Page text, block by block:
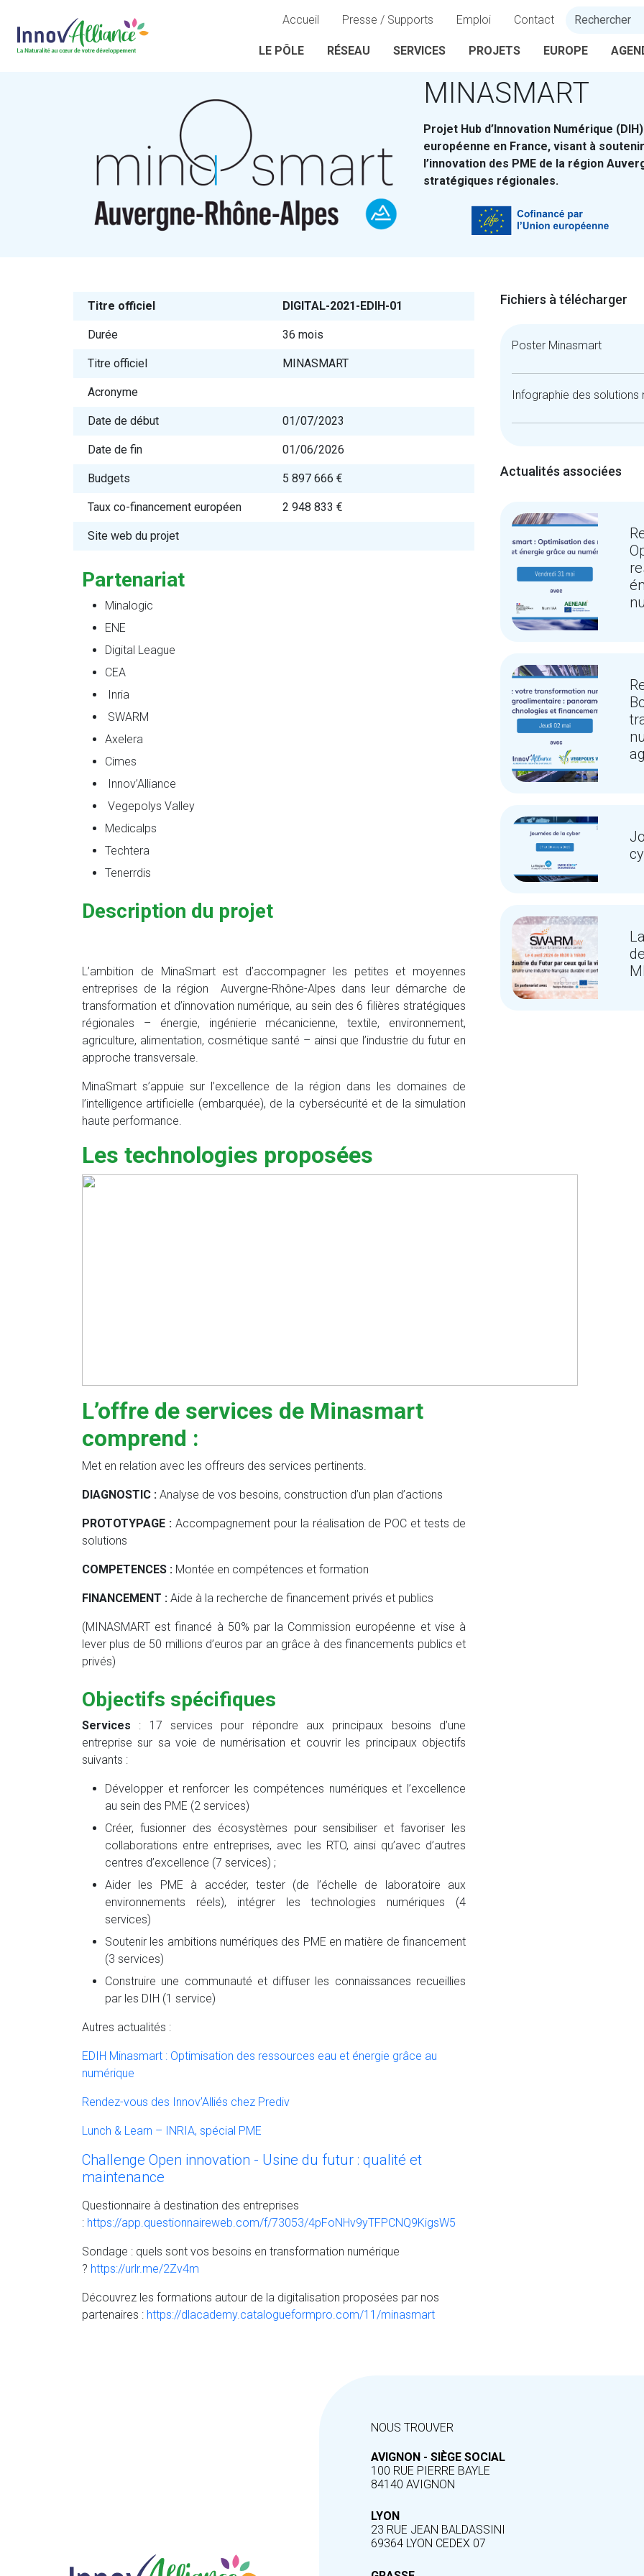
Accueil Presse / Supports Emploi Contact
LE PÔLE RÉSEAU SERVICES PROJETS EUROPE
MINASMART
Projet Hub d’Innovation Numérique
européenne en France, visant à
l’innovation des PME de la région
stratégiques régionales.
Titre officiel DIGITAL-2021-EDIH-01
Durée 36 mois
Titre officiel MINASMART
Acronyme
Date de début 01/07/2023
Date de fin 01/06/2026
Budgets 5 897 666 €
Taux co-financement européen 2 948 833 €
Site web du projet
Partenariat
Minalogic
ENE
Digital League
CEA
Inria
SWARM
Axelera
Cimes
Innov’Alliance
Vegepolys Valley
Medicalps
Techtera
Tenerrdis
Description du projet
L’ambition de MinaSmart est d’accompagner les petites et moyennes
entreprises de la région Auvergne-Rhône-Alpes dans leur démarche de
transformation et d’innovation numérique, au sein des 6 filières stratégiques
régionales – énergie, ingénierie mécanicienne, textile, environnement,
agriculture, alimentation, cosmétique santé – ainsi que l’industrie du futur en
approche transversale.
MinaSmart s’appuie sur l’excellence de la région dans les domaines de
l’intelligence artificielle (embarquée), de la cybersécurité et de la simulation
haute performance.
Les technologies proposées
L’offre de services de Minasmart
comprend :
Met en relation avec les offreurs des services pertinents.​​
DIAGNOSTIC : Analyse de vos besoins, construction d’un plan d’actions
PROTOTYPAGE : Accompagnement pour la réalisation de POC et tests de
solutions
COMPETENCES : Montée en compétences et formation
FINANCEMENT : Aide à la recherche de financement privés et publics
(MINASMART est financé à 50% par la Commission européenne et vise à
lever plus de 50 millions d’euros par an grâce à des financements publics et
privés)
Objectifs spécifiques
Services : 17 services pour répondre aux principaux besoins d’une
entreprise sur sa voie de numérisation et couvrir les principaux objectifs
suivants :
Développer et renforcer les compétences numériques et l’excellence
au sein des PME (2 services)​
Créer, fusionner des écosystèmes pour sensibiliser et favoriser les
collaborations entre entreprises, avec les RTO, ainsi qu’avec d’autres
centres d’excellence (7 services) ;​
Aider les PME à accéder, tester (de l’échelle de laboratoire aux
environnements réels), intégrer les technologies numériques (4
services)​
Soutenir les ambitions numériques des PME en matière de financement
(3 services)​
Construire une communauté et diffuser les connaissances recueillies
par les DIH (1 service)
Autres actualités :
EDIH Minasmart : Optimisation des ressources eau et énergie grâce au
numérique
Rendez-vous des Innov’Alliés chez Prediv
Lunch & Learn – INRIA, spécial PME
Challenge Open innovation - Usine du futur : qualité et
maintenance
Questionnaire à destination des entreprises
: https://app.questionnaireweb.com/f/73053/4pFoNHv9yTFPCNQ9KigsW5
Sondage : quels sont vos besoins en transformation numérique
? https://urlr.me/2Zv4m
Découvrez les formations autour de la digitalisation proposées par nos
partenaires : https://dlacademy.catalogueformpro.com/11/minasmart
Fichiers à télécharger
Poster Minasmart
Infographie des solutions
Actualités associées
NOUS TROUVER
AVIGNON - SIÈGE SOCIAL
100 RUE PIERRE BAYLE
84140 AVIGNON
LYON
23 RUE JEAN BALDASSINI
69364 LYON CEDEX 07